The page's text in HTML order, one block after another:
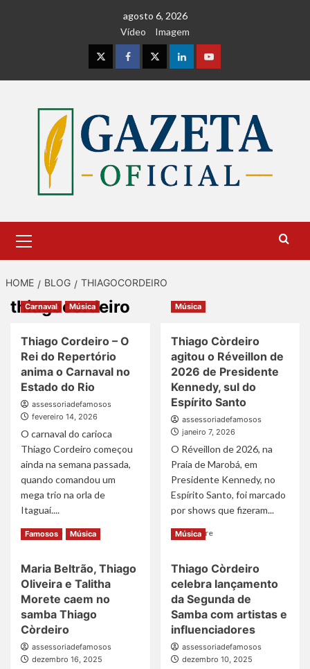
agosto 6, 2026
Vídeo
Imagem
InstagramFacebookTwitterLinkedinYoutube
Menu
HOME BLOG THIAGOCORDEIRO
thiagocordeiro
Carnaval Música
Thiago Cordeiro – O
Rei do Repertório
anima o Carnaval no
Estado do Rio
assessoriadefamosos
fevereiro 14, 2026
O carnaval do carioca
Thiago Cordeiro começou
ainda na semana passada,
quando comandou um
mega trio na orla de
Itaguaí....
Read MoreRead
Thiago
Cordeiro
–
O
do
Repertório
anima
Música
Thiago Còrdeiro
agitou o Réveillon de
2026 de Presidente
Kennedy, sul do
Espírito Santo
assessoriadefamosos
janeiro 7, 2026
O Réveillon de 2026, na
Praia de Marobá, em
Presidente Kennedy, no
Espírito Santo, foi marcado
por shows que fizeram...
Read MoreRead
Thiago
Còrdeiro
agitou
o
Réveillon
de
2026
de
Famosos Música
Maria Beltrão, Thiago
Oliveira e Talitha
Morete caem no
samba Thiago
Còrdeiro
assessoriadefamosos
dezembro 16, 2025
Música
Thiago Còrdeiro
celebra lançamento
da Segunda de
Samba com artistas e
influenciadores
assessoriadefamosos
dezembro 10, 2025